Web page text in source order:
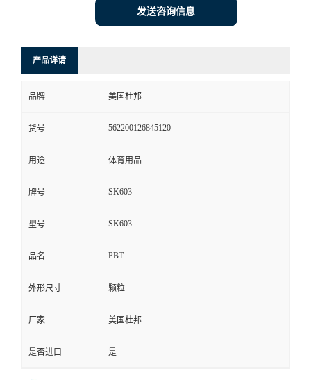
留
言
发送咨询信息
产品详请
品牌 美国杜邦
货号 562200126845120
用途 体育用品
牌号 SK603
型号 SK603
品名 PBT
外形尺寸 颗粒
厂家 美国杜邦
是否进口 是